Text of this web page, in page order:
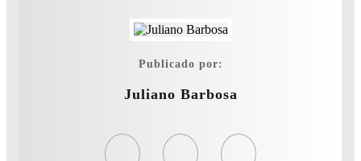
Publicado por:
Juliano Barbosa